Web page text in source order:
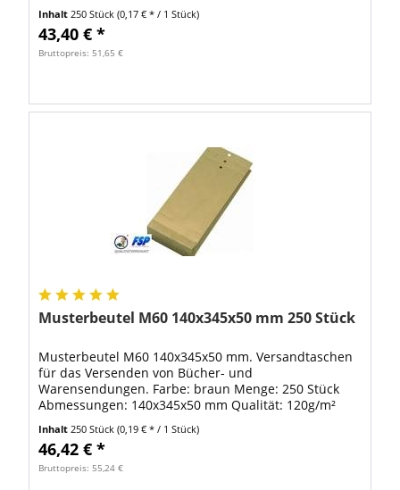
Inhalt250 Stück(0,17 € * / 1 Stück)
43,40 € *
Bruttopreis: 51,65 €
Musterbeutel M60 140x345x50 mm 250 Stück
Musterbeutel M60 140x345x50 mm. Versandtaschen
für das Versenden von Bücher- und
Warensendungen. Farbe: braun Menge: 250 Stück
Abmessungen: 140x345x50 mm Qualität: 120g/m²
Inhalt250 Stück(0,19 € * / 1 Stück)
46,42 € *
Bruttopreis: 55,24 €